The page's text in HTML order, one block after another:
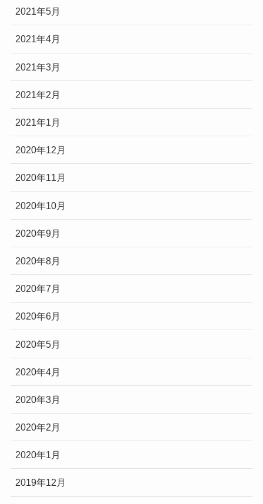
2021年5月
2021年4月
2021年3月
2021年2月
2021年1月
2020年12月
2020年11月
2020年10月
2020年9月
2020年8月
2020年7月
2020年6月
2020年5月
2020年4月
2020年3月
2020年2月
2020年1月
2019年12月